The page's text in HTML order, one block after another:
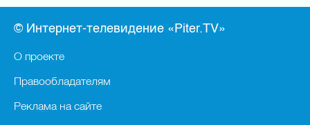
© Интернет-телевидение «Piter.TV»
О проекте
Правообладателям
Реклама на сайте